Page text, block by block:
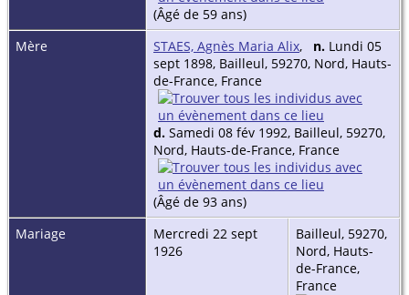
(Âgé de 59 ans)
Mère
STAES, Agnès Maria Alix, n. Lundi 05
sept 1898, Bailleul, 59270, Nord, Hauts-
de-France, France
d. Samedi 08 fév 1992, Bailleul, 59270,
Nord, Hauts-de-France, France
(Âgé de 93 ans)
Mariage
Mercredi 22 sept
1926
Bailleul, 59270,
Nord, Hauts-
de-France,
France